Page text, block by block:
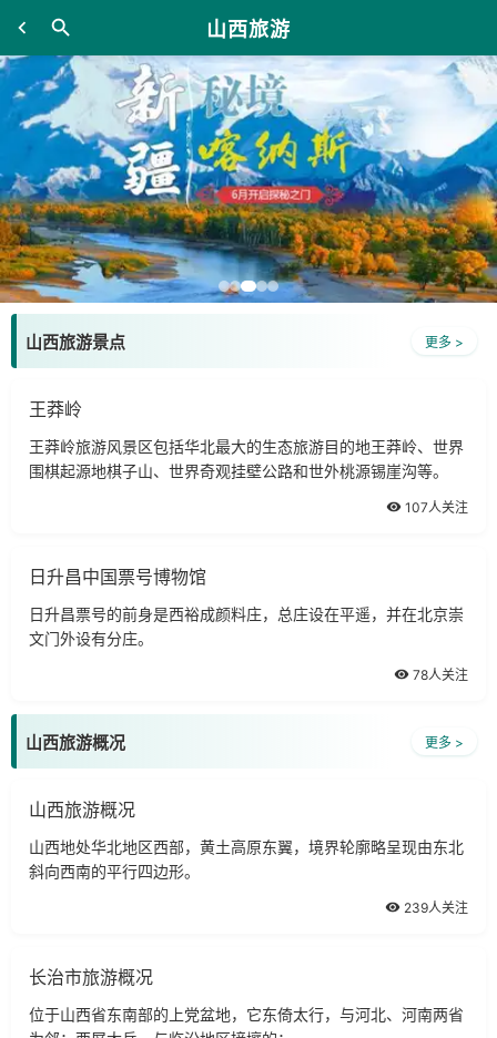
山西旅游
山西旅游景点 更多 >
王莽岭
王莽岭旅游风景区包括华北最大的生态旅游目的地王莽岭、世界
围棋起源地棋子山、世界奇观挂壁公路和世外桃源锡崖沟等。
107人关注
日升昌中国票号博物馆
日升昌票号的前身是西裕成颜料庄，总庄设在平遥，并在北京崇
文门外设有分庄。
78人关注
山西旅游概况 更多 >
山西旅游概况
山西地处华北地区西部，黄土高原东翼，境界轮廓略呈现由东北
斜向西南的平行四边形。
239人关注
长治市旅游概况
位于山西省东南部的上党盆地，它东倚太行，与河北、河南两省